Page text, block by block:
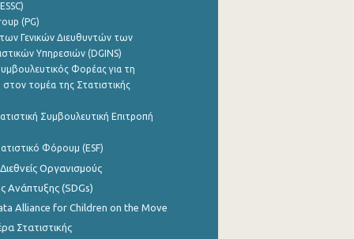
(PG)
Γενικών Διευθυντών των
Υπηρεσιών (DGINS)
Φορέας για τη
τομέα της Στατιστικής
Συμβουλευτική Επιτροπή
Φόρουμ (ESF)
Οργανισμούς
Ανάπτυξης (SDGs)
Alliance for Children on the Move
Στατιστικής